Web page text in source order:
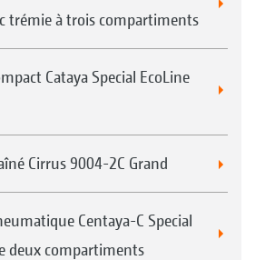
trémie à trois compartiments
Cataya Special EcoLine
Cirrus 9004-2C Grand
Centaya-C Special
deux compartiments